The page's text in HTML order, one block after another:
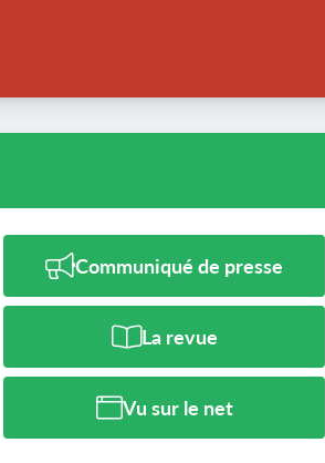
Communiqué de presse
La revue
Vu sur le net